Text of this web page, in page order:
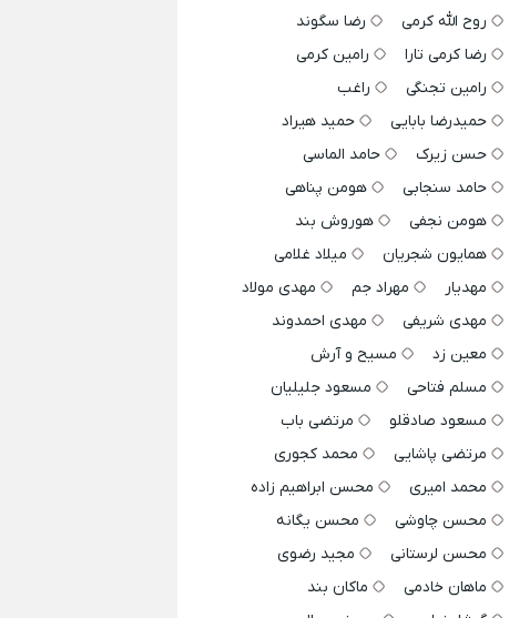
روح الله کرمی
رضا سگوند
رضا کرمی تارا
رامین کرمی
رامین تجنگی
راغب
حمیدرضا بابایی
حمید هیراد
حسن زیرک
حامد الماسی
حامد سنجابی
هومن پناهی
هومن نجفی
هوروش بند
همایون شجریان
میلاد غلامی
مهدیار
مهراد جم
مهدی مولاد
مهدی شریفی
مهدی احمدوند
معین زد
مسیح و آرش
مسلم فتاحی
مسعود جلیلیان
مسعود صادقلو
مرتضی باب
مرتضی پاشایی
محمد کجوری
محمد امیری
محسن ابراهیم زاده
محسن چاوشی
محسن یگانه
محسن لرستانی
مجید رضوی
ماهان خادمی
ماکان بند